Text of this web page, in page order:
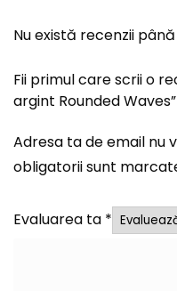
Nu există recenzii
Fii primul care scrii o
argint Rounded Waves”
Adresa ta de email nu
obligatorii sunt
Evaluarea ta *